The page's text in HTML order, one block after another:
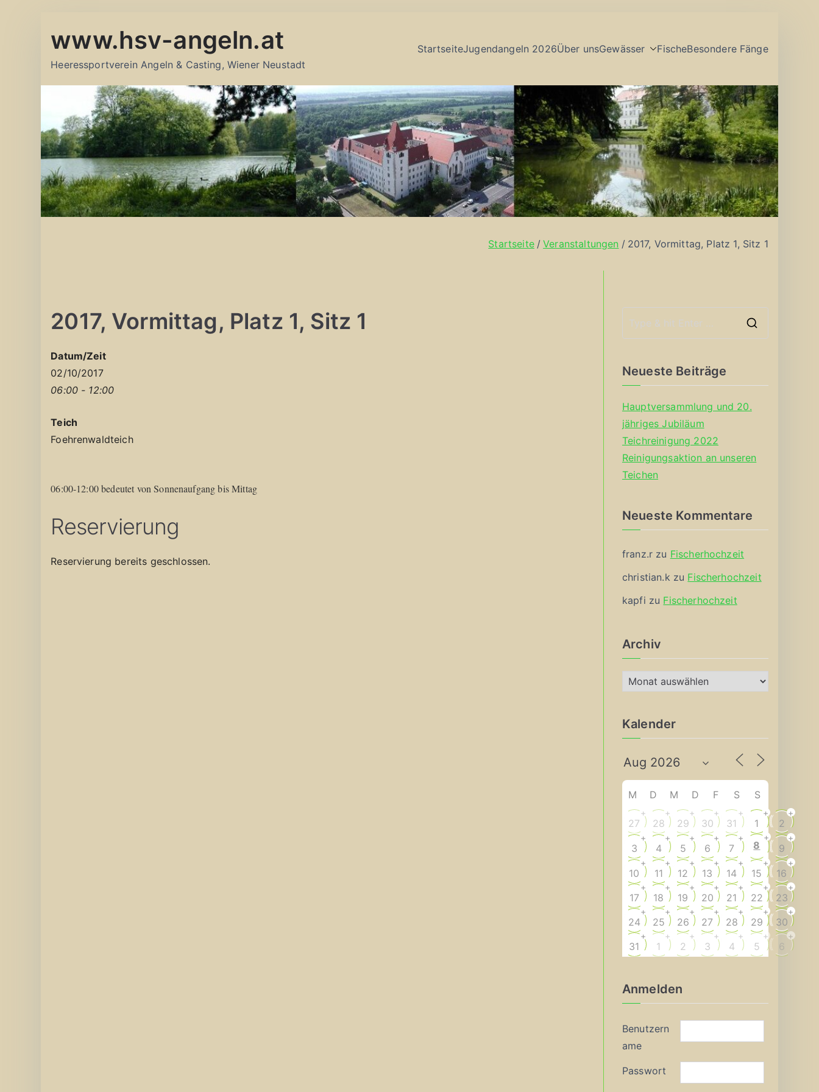
Inhalt
www.hsv-angeln.at
Heeressportverein Angeln & Casting, Wiener Neustadt
StartseiteJugendangeln 2026Über unsGewässer FischeBesondere Fänge
Startseite Veranstaltungen 2017, Vormittag, Platz 1, Sitz 1
2017, Vormittag, Platz 1, Sitz 1
Datum/Zeit
02/10/2017
06:00 - 12:00
Teich
Foehrenwaldteich
06:00-12:00 bedeutet von Sonnenaufgang bis Mittag
Reservierung
Reservierung bereits geschlossen.
Neueste Beiträge
Hauptversammlung und 20.
jähriges Jubiläum
Teichreinigung 2022
Reinigungsaktion an unseren
Teichen
Neueste Kommentare
franz.r zu Fischerhochzeit
christian.k zu Fischerhochzeit
kapfi zu Fischerhochzeit
Archiv
r
h
v
Kalender
M D M D F S S
27
+
28
+
29
+
30
+
31
+
1
+
2
+
3
+
4
+
5
+
6
+
7
+
8
+
9
+
10
+
11
+
12
+
13
+
14
+
15
+
16
+
17
+
18
+
19
+
20
+
21
+
22
+
23
+
24
+
25
+
26
+
27
+
28
+
29
+
30
+
31
+
1
+
2
+
3
+
4
+
5
+
6
+
Anmelden
Benutzern
ame
Passwort